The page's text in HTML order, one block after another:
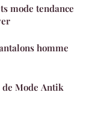
mode tendance
homme
Mode Antik